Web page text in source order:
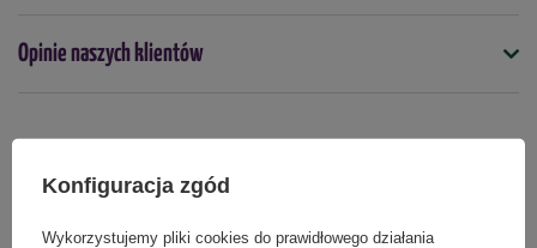
Ulistnienie - zielono, białe
Gleba -przepuszczalna, wilgotna
Mrozoodporność -wysoka
Zastosowanie - ogrody, balkony, tarasy, rabaty
200
nie dotyczy
Mrozoodporność
Opinie naszych klientów
Produkty powiązane
Konfiguracja zgód
Wykorzystujemy pliki cookies do prawidłowego działania